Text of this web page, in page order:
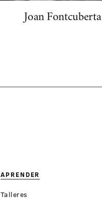
Joan Fontcuberta
APRENDER
Talleres